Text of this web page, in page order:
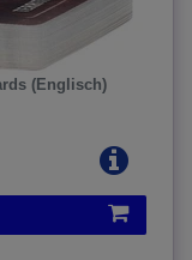
(Englisch)